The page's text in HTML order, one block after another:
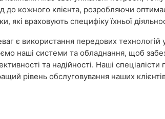
до кожного клієнта, розробляючи
які враховують специфіку їхньої
є використання передових технологій
наші системи та обладнання, щоб
та надійності. Наші спеціалісти
рівень обслуговування наших